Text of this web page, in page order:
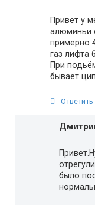
Привет у
алюминьи
примерно
газ лифта
При
бывает
Ответить
было